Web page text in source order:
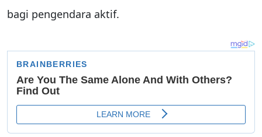
bagi pengendara aktif.